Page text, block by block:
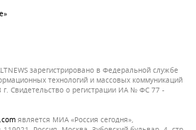
зарегистрировано в Федеральной службе
технологий и массовых коммуникаций
г. Свидетельство о регистрации ИА № ФС 77 -
является МИА «Россия сегодня»,